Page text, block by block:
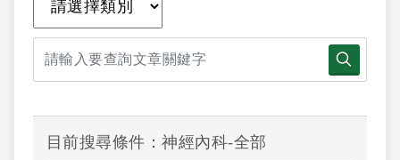
目前搜尋條件：神經內科-全部